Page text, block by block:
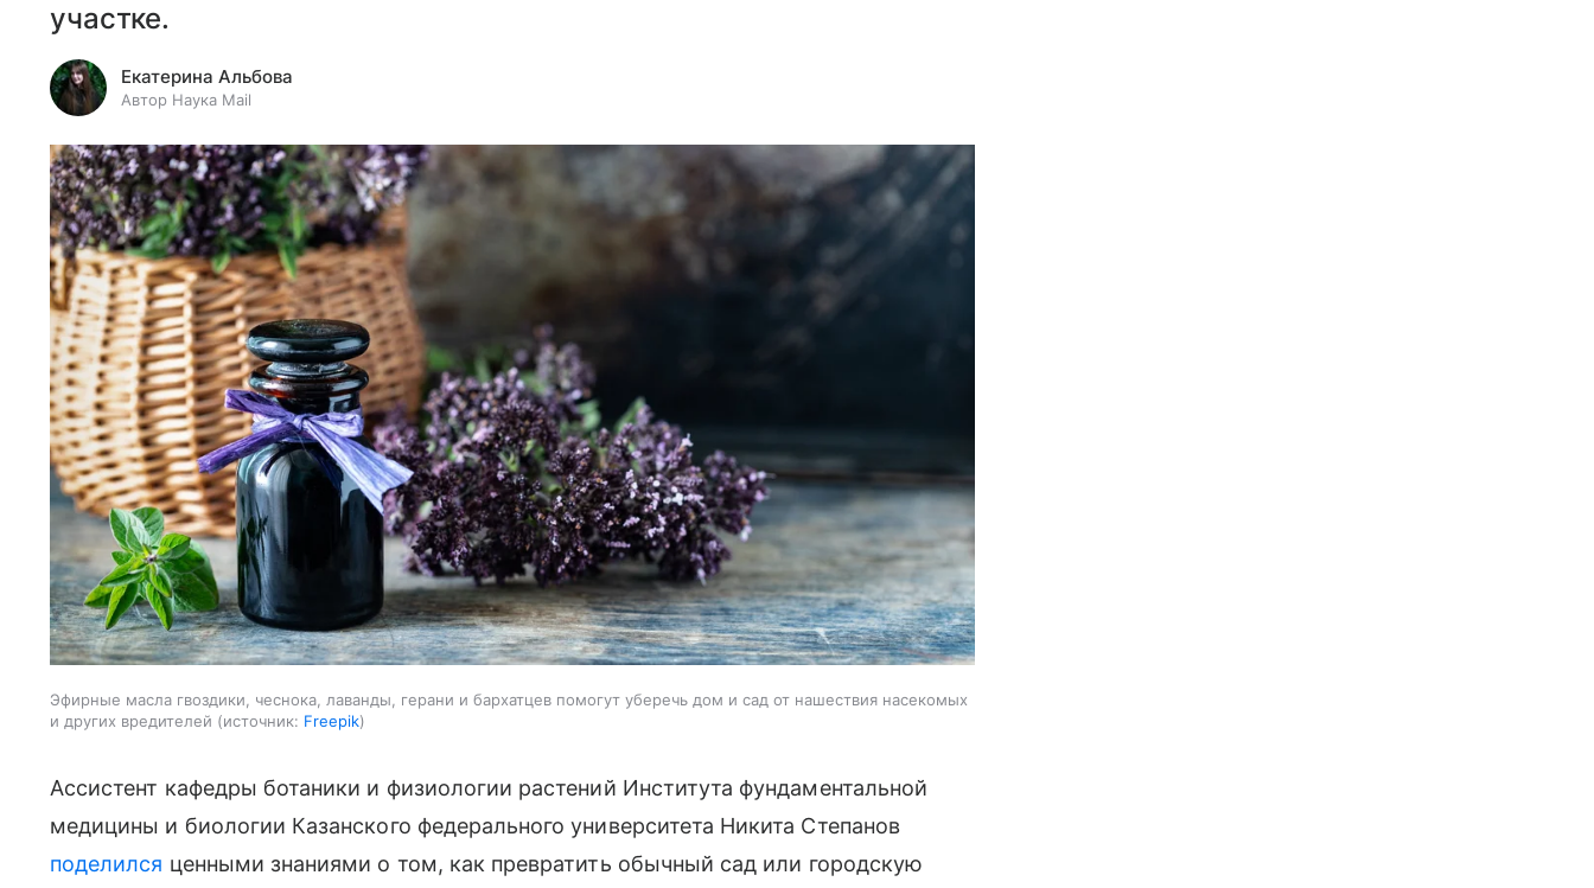
участке.
Екатерина Альбова
Автор Наука Mail
Эфирные масла гвоздики, чеснока, лаванды, герани и бархатцев помогут уберечь дом и сад от нашествия насекомых
и других вредителей
источник: Freepik
Ассистент кафедры ботаники и физиологии растений Института фундаментальной
медицины и биологии Казанского федерального университета Никита Степанов
поделился ценными знаниями о том, как превратить обычный сад или городскую